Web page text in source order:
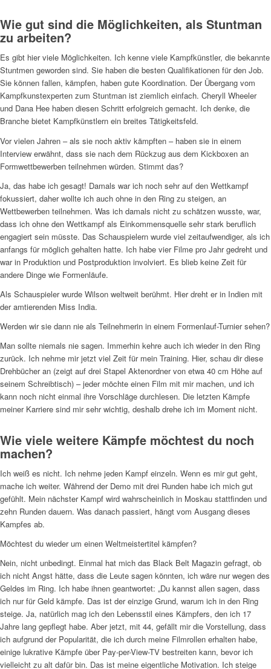
Wie gut sind die Möglichkeiten, als Stuntman
zu arbeiten?
Es gibt hier viele Möglichkeiten. Ich kenne viele Kampfkünstler, die bekannte
Stuntmen geworden sind. Sie haben die besten Qualifikationen für den Job.
Sie können fallen, kämpfen, haben gute Koordination. Der Übergang vom
Kampfkunstexperten zum Stuntman ist ziemlich einfach. Cheryll Wheeler
und Dana Hee haben diesen Schritt erfolgreich gemacht. Ich denke, die
Branche bietet Kampfkünstlern ein breites Tätigkeitsfeld.
Vor vielen Jahren – als sie noch aktiv kämpften – haben sie in einem
Interview erwähnt, dass sie nach dem Rückzug aus dem Kickboxen an
Formwettbewerben teilnehmen würden. Stimmt das?
Ja, das habe ich gesagt! Damals war ich noch sehr auf den Wettkampf
fokussiert, daher wollte ich auch ohne in den Ring zu steigen, an
Wettbewerben teilnehmen. Was ich damals nicht zu schätzen wusste, war,
dass ich ohne den Wettkampf als Einkommensquelle sehr stark beruflich
engagiert sein müsste. Das Schauspielern wurde viel zeitaufwendiger, als ich
anfangs für möglich gehalten hatte. Ich habe vier Filme pro Jahr gedreht und
war in Produktion und Postproduktion involviert. Es blieb keine Zeit für
andere Dinge wie Formenläufe.
Als Schauspieler wurde Wilson weltweit berühmt. Hier dreht er in Indien mit
der amtierenden Miss India.
Werden wir sie dann nie als Teilnehmerin in einem Formenlauf-Turnier sehen?
Man sollte niemals nie sagen. Immerhin kehre auch ich wieder in den Ring
zurück. Ich nehme mir jetzt viel Zeit für mein Training. Hier, schau dir diese
Drehbücher an (zeigt auf drei Stapel Aktenordner von etwa 40 cm Höhe auf
seinem Schreibtisch) – jeder möchte einen Film mit mir machen, und ich
kann noch nicht einmal ihre Vorschläge durchlesen. Die letzten Kämpfe
meiner Karriere sind mir sehr wichtig, deshalb drehe ich im Moment nicht.
Wie viele weitere Kämpfe möchtest du noch
machen?
Ich weiß es nicht. Ich nehme jeden Kampf einzeln. Wenn es mir gut geht,
mache ich weiter. Während der Demo mit drei Runden habe ich mich gut
gefühlt. Mein nächster Kampf wird wahrscheinlich in Moskau stattfinden und
zehn Runden dauern. Was danach passiert, hängt vom Ausgang dieses
Kampfes ab.
Möchtest du wieder um einen Weltmeistertitel kämpfen?
Nein, nicht unbedingt. Einmal hat mich das Black Belt Magazin gefragt, ob
ich nicht Angst hätte, dass die Leute sagen könnten, ich wäre nur wegen des
Geldes im Ring. Ich habe ihnen geantwortet: „Du kannst allen sagen, dass
ich nur für Geld kämpfe. Das ist der einzige Grund, warum ich in den Ring
steige. Ja, natürlich mag ich den Lebensstil eines Kämpfers, den ich 17
Jahre lang gepflegt habe. Aber jetzt, mit 44, gefällt mir die Vorstellung, dass
ich aufgrund der Popularität, die ich durch meine Filmrollen erhalten habe,
einige lukrative Kämpfe über Pay-per-View-TV bestreiten kann, bevor ich
vielleicht zu alt dafür bin. Das ist meine eigentliche Motivation. Ich steige